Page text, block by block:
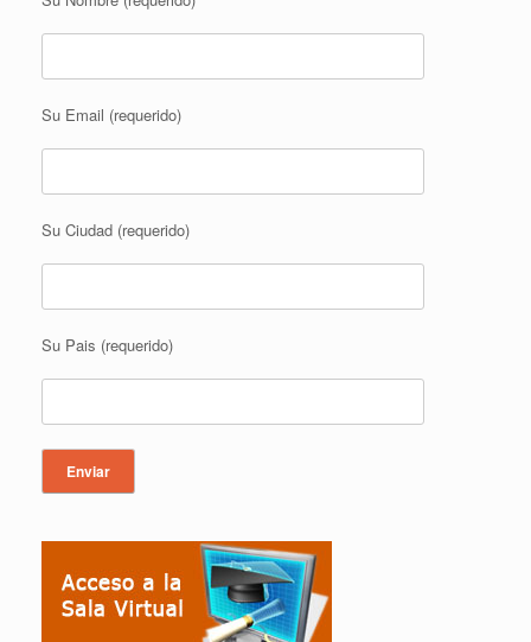
Su Email (requerido)
Su Ciudad (requerido)
Su Pais (requerido)